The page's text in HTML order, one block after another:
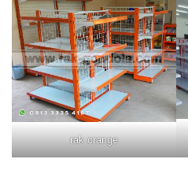
rak orange